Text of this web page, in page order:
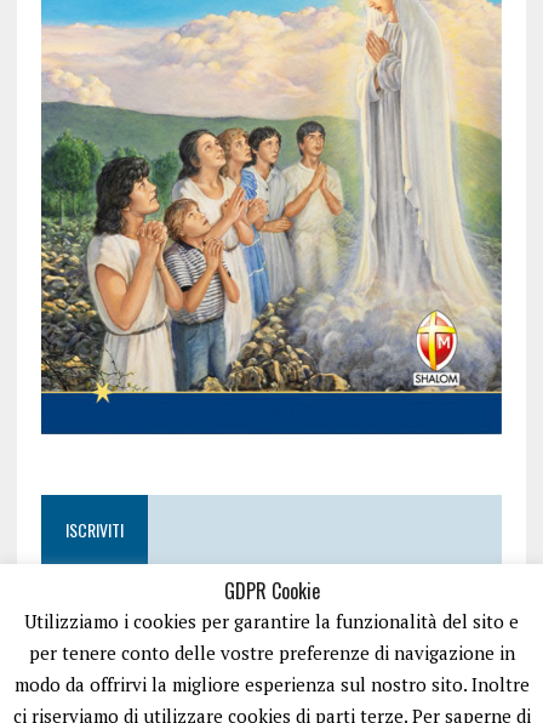
ISCRIVITI
GDPR Cookie
Utilizziamo i cookies per garantire la funzionalità del sito e
per tenere conto delle vostre preferenze di navigazione in
modo da offrirvi la migliore esperienza sul nostro sito. Inoltre
ci riserviamo di utilizzare cookies di parti terze. Per saperne di